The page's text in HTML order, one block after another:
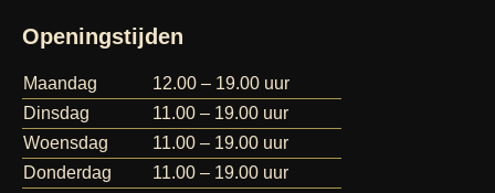
Openingstijden
Maandag
12.00 – 19.00 uur
Dinsdag
11.00 – 19.00 uur
Woensdag
11.00 – 19.00 uur
Donderdag
11.00 – 19.00 uur